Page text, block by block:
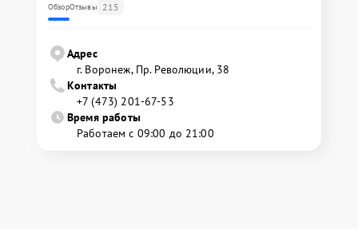
ОбзорОтзывы 215
Адрес
г. Воронеж, Пр. Революции, 38
Контакты
+7 (473) 201-67-53
Время работы
Работаем с 09:00 до 21:00